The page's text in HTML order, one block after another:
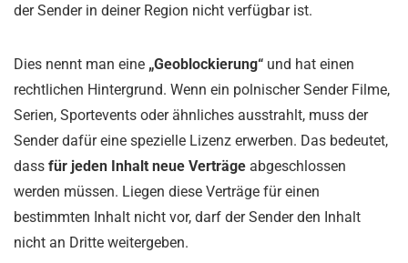
der Sender in deiner Region nicht verfügbar ist.
Dies nennt man eine „Geoblockierung“ und hat einen
rechtlichen Hintergrund. Wenn ein polnischer Sender Filme,
Serien, Sportevents oder ähnliches ausstrahlt, muss der
Sender dafür eine spezielle Lizenz erwerben. Das bedeutet,
dass für jeden Inhalt neue Verträge abgeschlossen
werden müssen. Liegen diese Verträge für einen
bestimmten Inhalt nicht vor, darf der Sender den Inhalt
nicht an Dritte weitergeben.